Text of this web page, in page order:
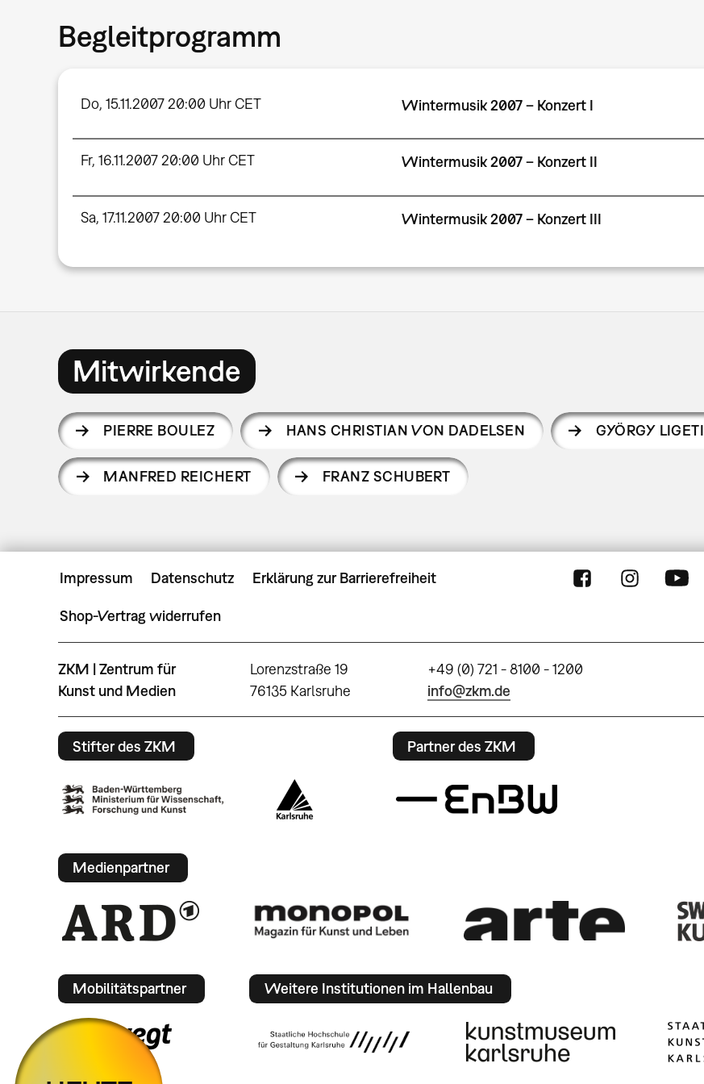
Begleitprogramm
Do, 15.11.2007 20:00 Uhr CET Wintermusik 2007 – Konzert I
Fr, 16.11.2007 20:00 Uhr CET Wintermusik 2007 – Konzert II
Sa, 17.11.2007 20:00 Uhr CET Wintermusik 2007 – Konzert III
Mitwirkende
PIERRE BOULEZ HANS CHRISTIAN VON DADELSEN GYÖRGY LIGETI
MANFRED REICHERT FRANZ SCHUBERT
Impressum Datenschutz Erklärung zur Barrierefreiheit
Shop-Vertrag widerrufen
ZKM | Zentrum für
Kunst und Medien
Lorenzstraße 19
76135 Karlsruhe
+49 (0) 721 - 8100 - 1200
info@zkm.de
Stifter des ZKM Partner des ZKM
Medienpartner
Mobilitätspartner Weitere Institutionen im Hallenbau